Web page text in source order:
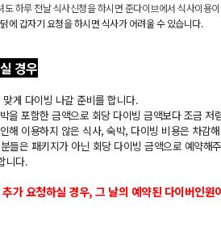
하루 전날 식사신청을 하시면 준다이브에서 식사이용
에 갑자기 요청을 하시면 식사가 어려울 수 있습니다.
경우
게 다이빙 나갈 준비를 합니다.
을 포함한 금액으로 회당 다이빙 금액보다 조금 저
해 이용하지 않은 식사, 숙박, 다이빙 비용은 차감
들은 패키지가 아닌 회당 다이빙 금액으로 예약해
니다.
가 요청하실 경우, 그 날의 예약된 다이버인원